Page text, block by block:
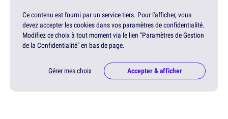
Ce contenu est fourni par un service tiers. Pour l'afficher, vous
devez accepter les cookies dans vos paramètres de confidentialité.
Modifiez ce choix à tout moment via le lien "Paramètres de Gestion
de la Confidentialité" en bas de page.
Gérer mes choix Accepter & afficher